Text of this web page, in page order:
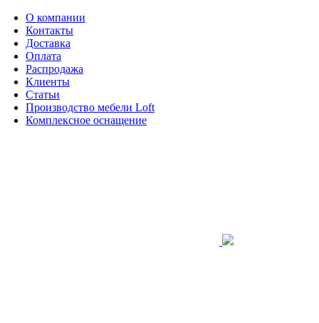
О компании
Контакты
Доставка
Оплата
Распродажа
Клиенты
Статьи
Производство мебели Loft
Комплексное оснащение